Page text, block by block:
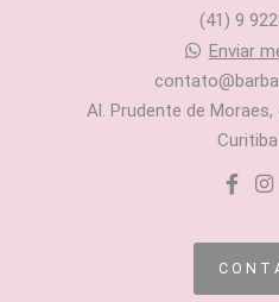
(41) 9
Enviar
Al. Prudente de